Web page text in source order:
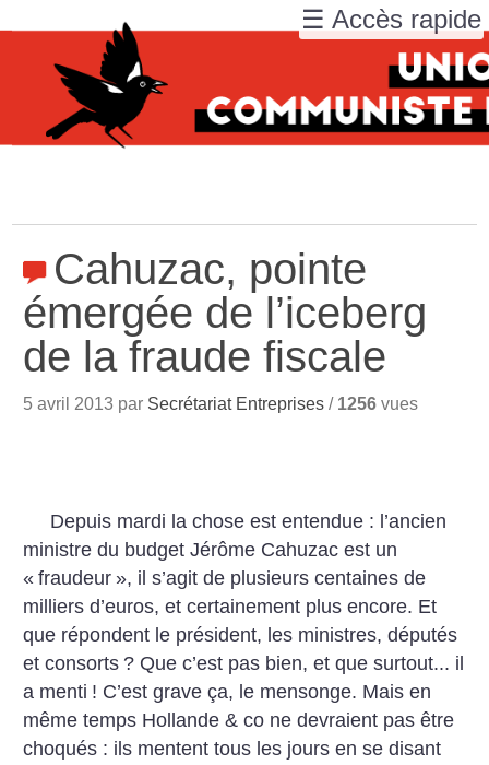
Cahuzac, pointe
émergée de l’iceberg
de la fraude fiscale
5 avril 2013 par Secrétariat Entreprises / 1256 vues
Depuis mardi la chose est entendue : l’ancien
ministre du budget Jérôme Cahuzac est un
« fraudeur », il s’agit de plusieurs centaines de
milliers d’euros, et certainement plus encore. Et
que répondent le président, les ministres, députés
et consorts ? Que c’est pas bien, et que surtout... il
a menti ! C’est grave ça, le mensonge. Mais en
même temps Hollande & co ne devraient pas être
choqués : ils mentent tous les jours en se disant
☰ Accès rapide